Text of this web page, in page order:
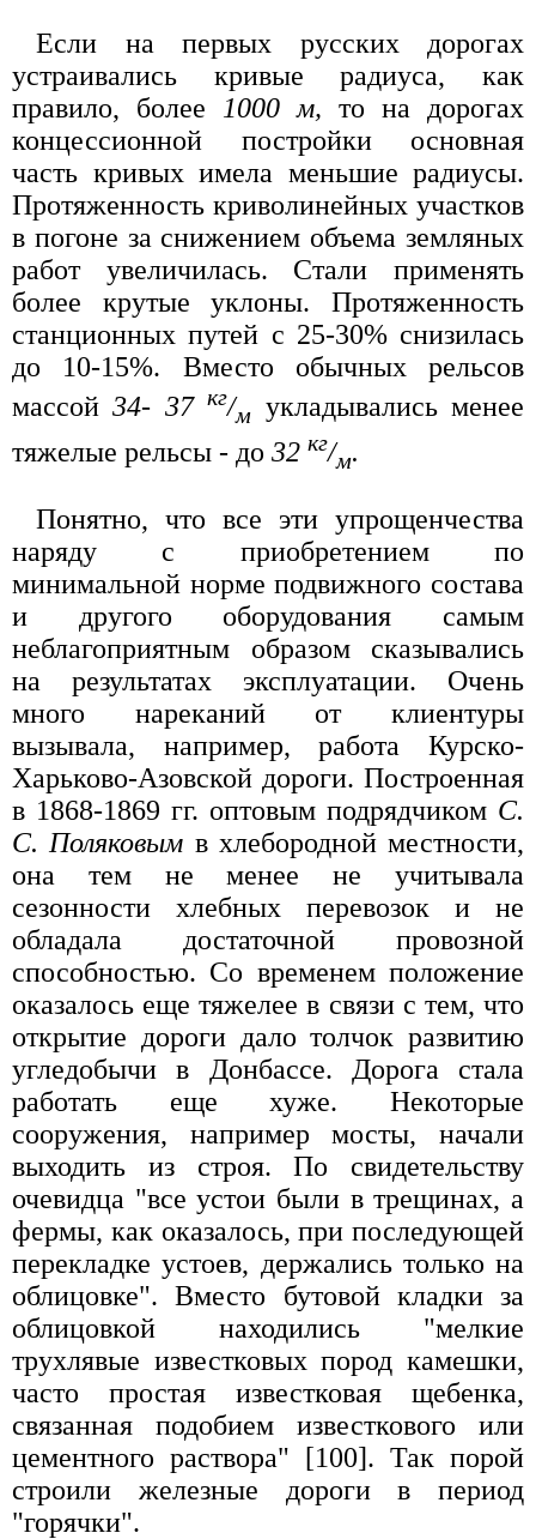
Если на первых русских дорогах
устраивались кривые радиуса, как
правило, более
1000 м, то на дорогах
концессионной постройки основная
часть кривых имела меньшие радиусы.
Протяженность криволинейных участков
в погоне за снижением объема земляных
работ увеличилась. Стали применять
более крутые уклоны. Протяженность
станционных путей с 25-30% снизилась
до 10-15%. Вместо обычных рельсов
массой34- 37кг/м укладывались менее
тяжелые рельсы - до 32 кг/м.
Понятно, что все эти упрощенчества
наряду с приобретением по
минимальной норме подвижного состава
и другого оборудования самым
неблагоприятным образом сказывались
на результатах эксплуатации. Очень
много нареканий от клиентуры
вызывала, например, работа Курско-
Харьково-Азовской дороги. Построенная
в 1868-1869 гг. оптовым подрядчиком С.
С. Поляковым в хлебородной местности,
она тем не менее не учитывала
сезонности хлебных перевозок и не
обладала достаточной провозной
способностью. Со временем положение
оказалось еще тяжелее в связи с тем, что
открытие дороги дало толчок развитию
угледобычи в Донбассе. Дорога стала
работать еще хуже. Некоторые
сооружения, например мосты, начали
выходить из строя. По свидетельству
очевидца "все устои были в трещинах, а
фермы, как оказалось, при последующей
перекладке устоев, держались только на
облицовке". Вместо бутовой кладки за
облицовкой находились "мелкие
трухлявые известковых пород камешки,
часто простая известковая щебенка,
связанная подобием известкового или
цементного раствора" [100]. Так порой
строили железные дороги в период
"горячки".